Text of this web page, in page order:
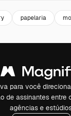
papelaria
para você
de assinantes entre
agências e